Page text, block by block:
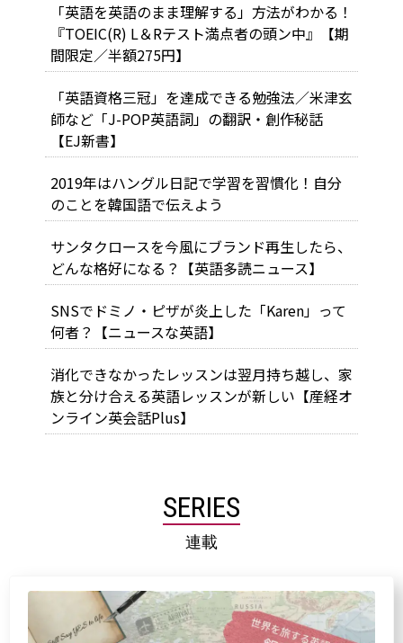
「英語を英語のまま理解する」方法がわかる！
『TOEIC(R) L＆Rテスト満点者の頭ン中』【期
間限定／半額275円】
「英語資格三冠」を達成できる勉強法／米津玄
師など「J-POP英語詞」の翻訳・創作秘話
【EJ新書】
2019年はハングル日記で学習を習慣化！自分
のことを韓国語で伝えよう
サンタクロースを今風にブランド再生したら、
どんな格好になる？【英語多読ニュース】
SNSでドミノ・ピザが炎上した「Karen」って
何者？【ニュースな英語】
消化できなかったレッスンは翌月持ち越し、家
族と分け合える英語レッスンが新しい【産経オ
ンライン英会話Plus】
SERIES
連載